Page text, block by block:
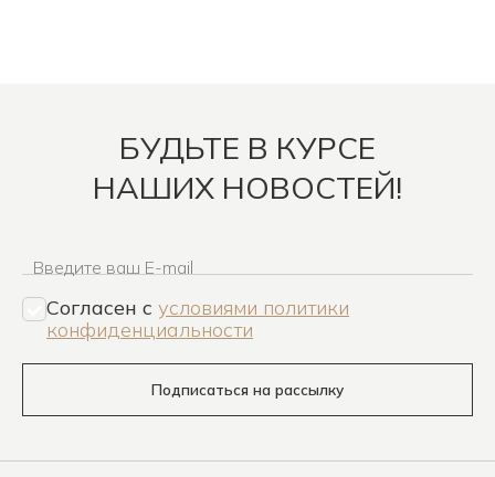
БУДЬТЕ В КУРСЕ
НАШИХ НОВОСТЕЙ!
Введите ваш E-mail
Согласен c условиями политики
конфиденциальности
Подписаться на рассылку